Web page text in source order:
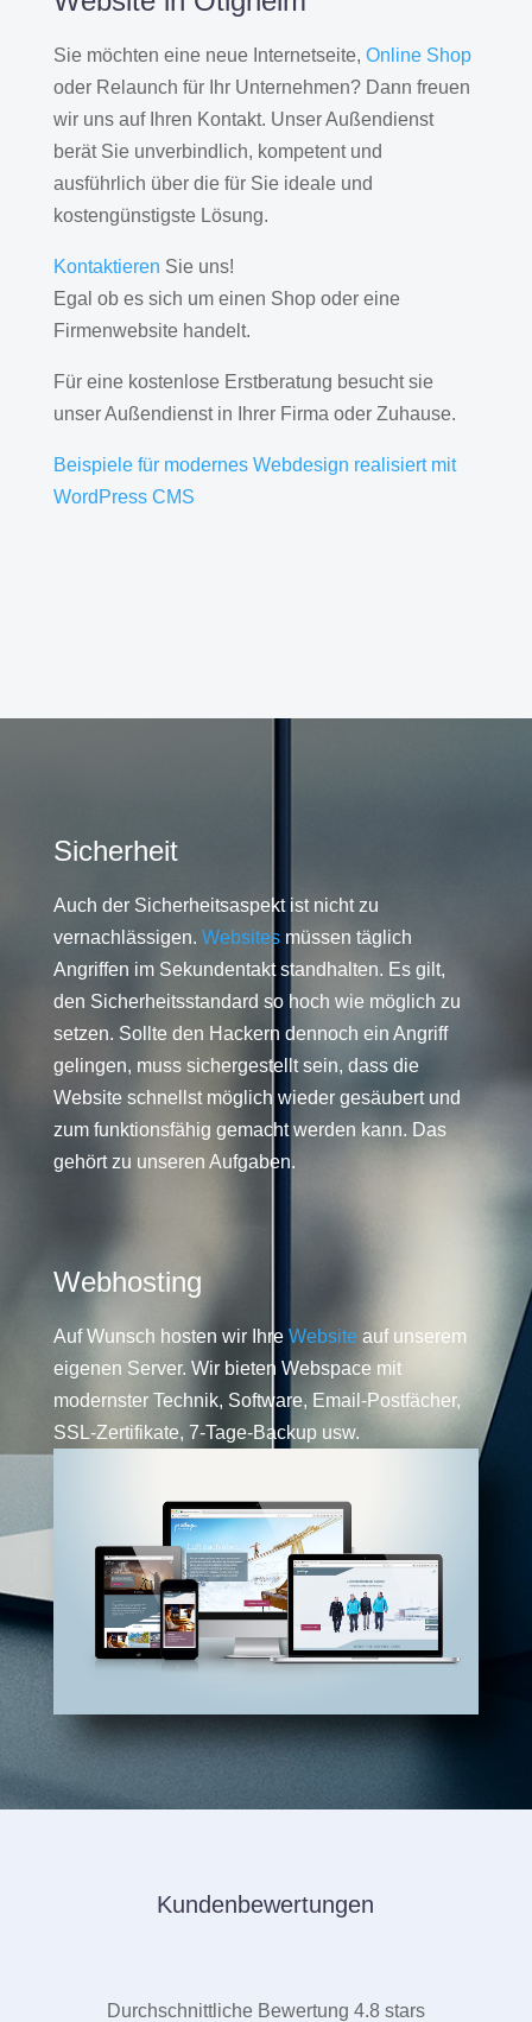
Sie möchten eine neue Internetseite, Online Shop
oder Relaunch für Ihr Unternehmen? Dann freuen
wir uns auf Ihren Kontakt. Unser Außendienst
berät Sie unverbindlich, kompetent und
ausführlich über die für Sie ideale und
kostengünstigste Lösung.
Kontaktieren Sie uns!
Egal ob es sich um einen Shop oder eine
Firmenwebsite handelt.
Für eine kostenlose Erstberatung besucht sie
unser Außendienst in Ihrer Firma oder Zuhause.
Beispiele für modernes Webdesign realisiert mit
WordPress CMS
Sicherheit
Auch der Sicherheitsaspekt ist nicht zu
vernachlässigen. Websitesmüssen täglich
Angriffen im Sekundentakt standhalten. Es gilt,
den Sicherheitsstandard so hoch wie möglich zu
setzen. Sollte den Hackern dennoch ein Angriff
gelingen, muss sichergestellt sein, dass die
Website schnellst möglich wieder gesäubert und
zum funktionsfähig gemacht werden kann. Das
gehört zu unseren Aufgaben.
Webhosting
Auf Wunsch hosten wir Ihre Website auf unserem
eigenen Server. Wir bieten Webspace mit
modernster Technik, Software, Email-Postfächer,
SSL-Zertifikate, 7-Tage-Backup usw.
Kundenbewertungen
Durchschnittliche Bewertung 4.8 stars